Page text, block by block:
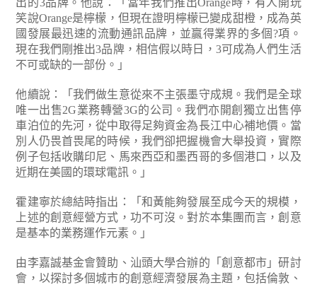
出的3品牌。他說：「當年我們推出Orange時，有人開玩
笑說Orange是檸檬，但現在證明檸檬已變成甜橙，成為英
國發展最迅速的流動通訊品牌，並贏得業界的多個?項。
現在我們剛推出3品牌，相信假以時日，3可成為人們生活
不可或缺的一部份。」
他續說：「我們做生意從來不主張墨守成規。我們是全球
唯一出售2G業務轉營3G的公司。我們亦開創獨立出售停
車泊位的先河，從中取得足夠資金為長江中心補地價。當
別人仍畏首畏尾的時候，我們卻把握機會大舉投資，實際
例子包括收購印尼、馬來西亞和墨西哥的多個港口，以及
近期在美國的環球電訊。」
霍建寧於總結時指出：「和黃能夠發展至成今天的規模，
上述的創意經營方式，功不可沒。對於本集團而言，創意
是基本的業務運作元素。」
由李嘉誠基金會贊助、汕頭大學合辦的「創意都市」研討
會，以探討多個城市的創意經濟發展為主題，包括倫敦、